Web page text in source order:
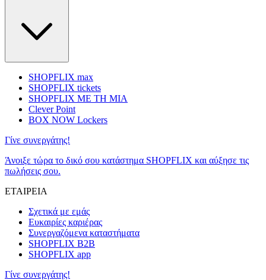
SHOPFLIX max
SHOPFLIX tickets
SHOPFLIX ΜΕ ΤΗ ΜΙΑ
Clever Point
BOX NOW Lockers
Γίνε συνεργάτης!
Άνοιξε τώρα το δικό σου κατάστημα SHOPFLIX και αύξησε τις
πωλήσεις σου.
ΕΤΑΙΡΕΙΑ
Σχετικά με εμάς
Ευκαιρίες καριέρας
Συνεργαζόμενα καταστήματα
SHOPFLIX B2B
SHOPFLIX app
Γίνε συνεργάτης!